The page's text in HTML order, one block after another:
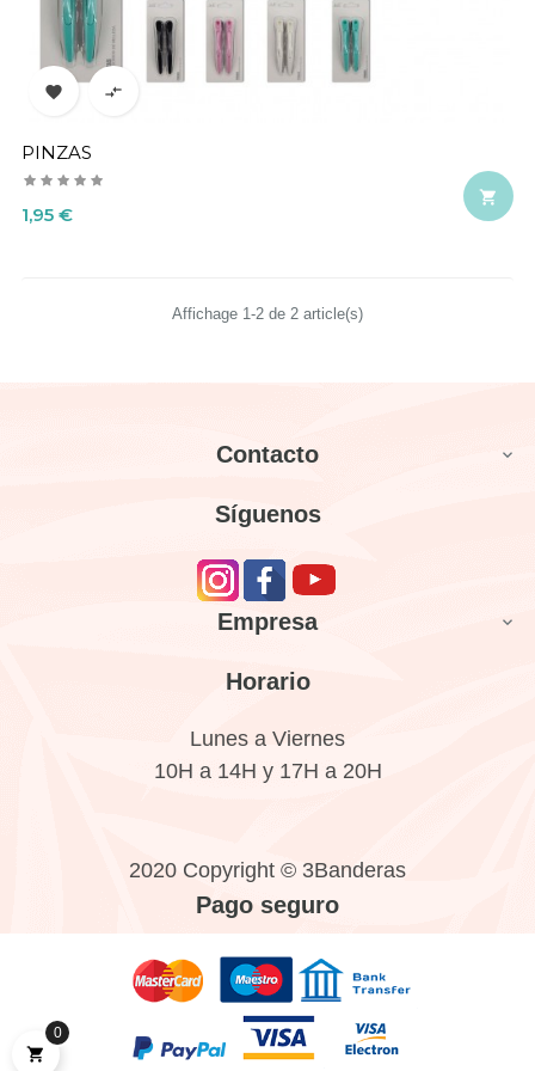
 
PINZAS
Precio
1,95 €

Affichage 1-2 de 2 article(s)
Contacto 
Síguenos
Empresa 
Horario
Lunes a Viernes
10H a 14H y 17H a 20H
2020 Copyright © 3Banderas
Pago seguro

0